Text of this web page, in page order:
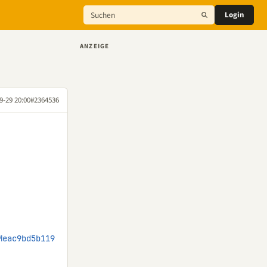
Login
29 20:00#2364536
ANZEIGE